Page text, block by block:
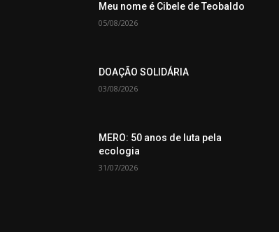
Meu nome é Cibele de Teobaldo
05/08/2026
DOAÇÃO SOLIDÁRIA
03/08/2026
MERO: 50 anos de luta pela
ecologia
31/07/2026